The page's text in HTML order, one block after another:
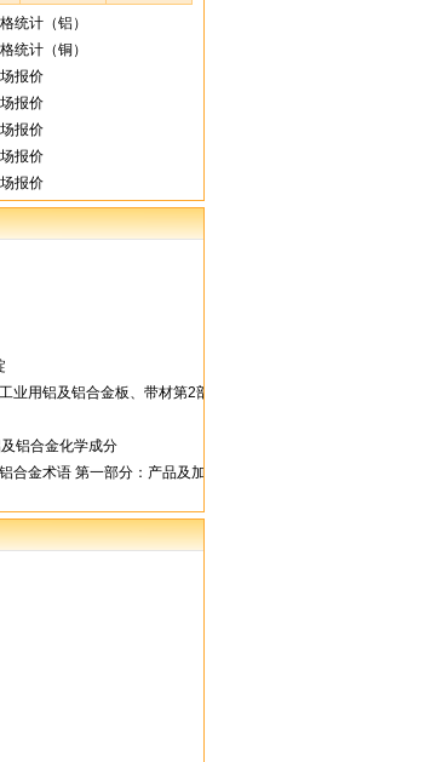
统计（铝）
统计（铜）
报价
报价
报价
报价
报价
业用铝及铝合金板、带材第2部分：力学性能
铝合金化学成分
合金术语 第一部分：产品及加工处理工艺